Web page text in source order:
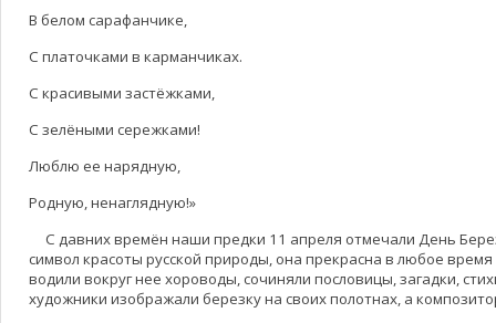
В белом сарафанчике,
С платочками в карманчиках.
С красивыми застёжками,
С зелёными сережками!
Люблю ее нарядную,
Родную, ненаглядную!»
С давних времён наши предки 11 апреля отмечали День
символ красоты русской природы, она прекрасна в любое время
водили вокруг нее хороводы, сочиняли пословицы, загадки,
художники изображали березку на своих полотнах, а